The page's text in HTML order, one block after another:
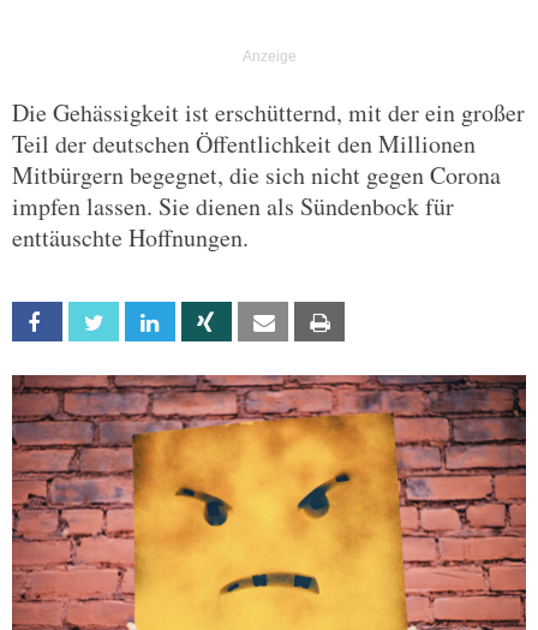
Die Gehässigkeit ist erschütternd, mit der ein großer
Teil der deutschen Öffentlichkeit den Millionen
Mitbürgern begegnet, die sich nicht gegen Corona
impfen lassen. Sie dienen als Sündenbock für
enttäuschte Hoffnungen.
Facebook Twitter Linkedin Xing Email